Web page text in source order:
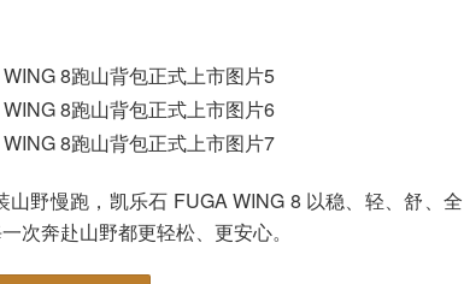
野慢跑，凯乐石 FUGA WING 8 以稳、轻、舒、全
次奔赴山野都更轻松、更安心。